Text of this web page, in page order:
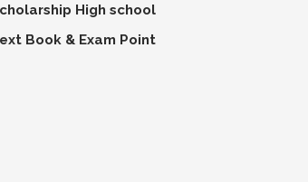
High school
Book & Exam Point